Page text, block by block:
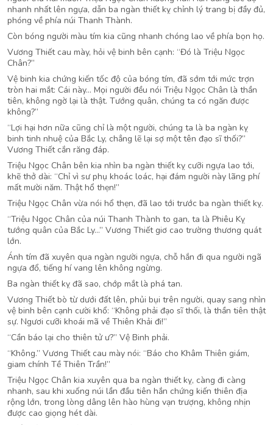
nhanh nhất lên ngựa, dẫn ba ngàn thiết kỵ chỉnh lý trang bị đầy đủ,
phóng về phía núi Thanh Thành.
Còn bóng người màu tím kia cũng nhanh chóng lao về phía bọn họ.
Vương Thiết cau mày, hỏi vệ binh bên cạnh: “Đó là Triệu Ngọc
Chân?”
Vệ binh kia chứng kiến tốc độ của bóng tím, đã sớm tới mức trợn
tròn hai mắt: Cái này… Mọi người đều nói Triệu Ngọc Chân là thần
tiên, không ngờ lại là thật. Tướng quân, chúng ta có ngăn được
không?”
“Lợi hại hơn nữa cũng chỉ là một người, chúng ta là ba ngàn kỵ
binh tinh nhuệ của Bắc Ly, chẳng lẽ lại sợ một tên đạo sĩ thối?”
Vương Thiết cắn răng đáp.
Triệu Ngọc Chân bên kia nhìn ba ngàn thiết kỵ cưỡi ngựa lao tới,
khẽ thở dài: “Chỉ vì sư phụ khoác loác, hại đám người này lãng phí
mất mười năm. Thật hổ thẹn!”
Triệu Ngọc Chân vừa nói hổ thẹn, đã lao tới trước ba ngàn thiết kỵ.
“Triệu Ngọc Chân của núi Thanh Thành to gan, ta là Phiêu Kỵ
tướng quân của Bắc Ly…” Vương Thiết giơ cao trường thương quát
lớn.
Ánh tím đã xuyên qua ngàn người ngựa, chỗ hắn đi qua người ngã
ngựa đổ, tiếng hí vang lên không ngừng.
Ba ngàn thiết kỵ đã sao, chớp mắt là phá tan.
Vương Thiết bò từ dưới đất lên, phủi bụi trên người, quay sang nhìn
vệ binh bên cạnh cười khổ: “Không phải đạo sĩ thối, là thần tiên thật
sự. Ngươi cưỡi khoái mã về Thiên Khải đi!”
“Cần báo lại cho thiên tử ư?” Vệ Binh phải.
“Không.” Vương Thiết cau mày nói: “Báo cho Khâm Thiên giám,
giam chính Tề Thiên Trần!”
Triệu Ngọc Chân kia xuyên qua ba ngàn thiết kỵ, càng đi càng
nhanh, sau khi xuống núi lần đầu tiên hắn chứng kiến thiên địa
rộng lớn, trong lòng dâng lên hào hùng vạn trượng, không nhịn
được cao giọng hét dài.